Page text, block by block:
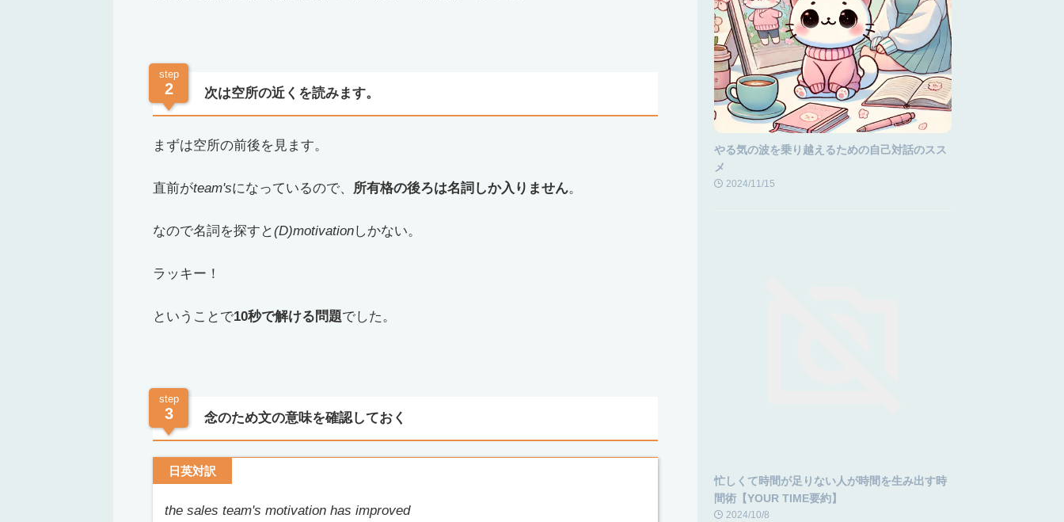
step
2 次は空所の近くを読みます。
まずは空所の前後を見ます。
直前がteam'sになっているので、 所有格の後ろは名詞しか入りません。
なので名詞を探すと(D)motivationしかない。
ラッキー！
ということで10秒で解ける問題でした。
step
3 念のため文の意味を確認しておく
日英対訳
the sales team's motivation has improved
やる気の波を乗り越えるための自己対話のスス
メ
2024/11/15
忙しくて時間が足りない人が時間を生み出す時
間術【YOUR TIME要約】
2024/10/8